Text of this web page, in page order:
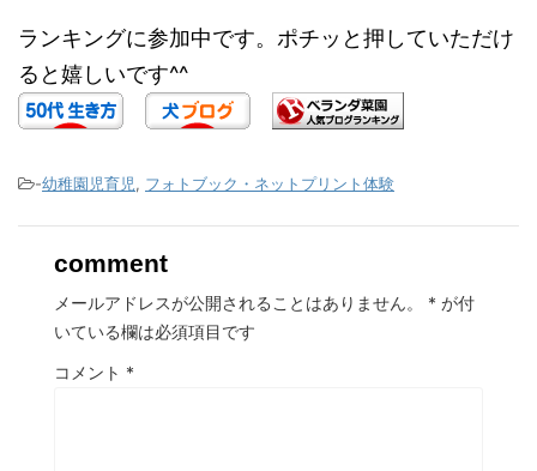
ランキングに参加中です。ポチッと押していただけ
ると嬉しいです^^
-幼稚園児育児, フォトブック・ネットプリント体験
comment
メールアドレスが公開されることはありません。 * が付
いている欄は必須項目です
コメント *